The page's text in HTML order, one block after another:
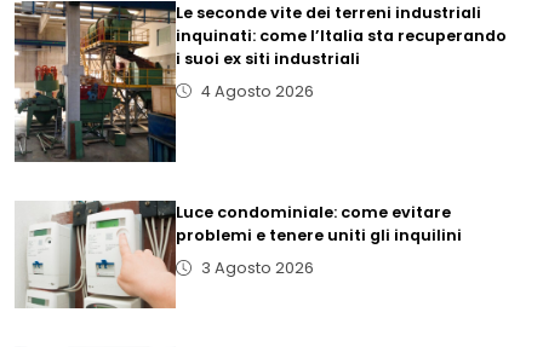
Le seconde vite dei terreni industriali
inquinati: come l’Italia sta recuperando
i suoi ex siti industriali
4 Agosto 2026
Luce condominiale: come evitare
problemi e tenere uniti gli inquilini
3 Agosto 2026